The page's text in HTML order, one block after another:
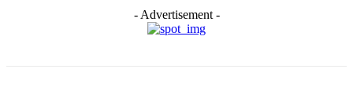
- Advertisement -